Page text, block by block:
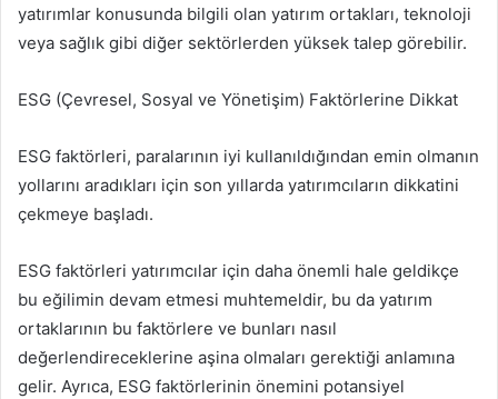
yatırımlar konusunda bilgili olan yatırım ortakları, teknoloji
veya sağlık gibi diğer sektörlerden yüksek talep görebilir.
ESG (Çevresel, Sosyal ve Yönetişim) Faktörlerine Dikkat
ESG faktörleri, paralarının iyi kullanıldığından emin olmanın
yollarını aradıkları için son yıllarda yatırımcıların dikkatini
çekmeye başladı.
ESG faktörleri yatırımcılar için daha önemli hale geldikçe
bu eğilimin devam etmesi muhtemeldir, bu da yatırım
ortaklarının bu faktörlere ve bunları nasıl
değerlendireceklerine aşina olmaları gerektiği anlamına
gelir. Ayrıca, ESG faktörlerinin önemini potansiyel